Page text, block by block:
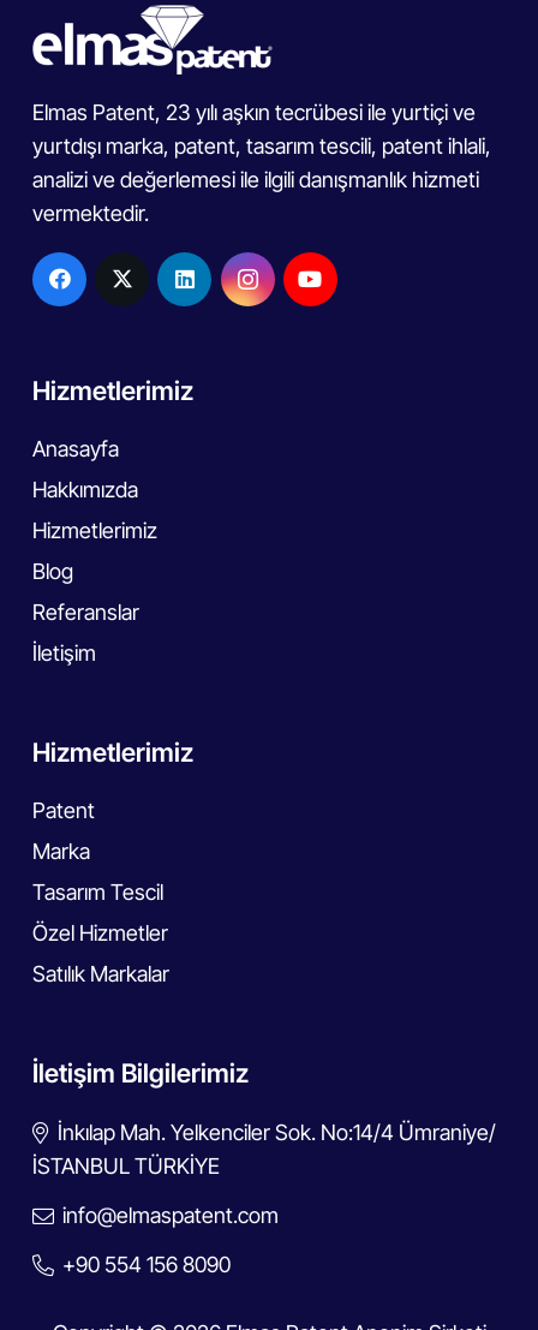
Elmas Patent, 23 yılı aşkın tecrübesi ile yurtiçi ve
yurtdışı marka, patent, tasarım tescili, patent ihlali,
analizi ve değerlemesi ile ilgili danışmanlık hizmeti
vermektedir.
Hizmetlerimiz
Anasayfa
Hakkımızda
Hizmetlerimiz
Blog
Referanslar
İletişim
Hizmetlerimiz
Patent
Marka
Tasarım Tescil
Özel Hizmetler
Satılık Markalar
İletişim Bilgilerimiz
İnkılap Mah. Yelkenciler Sok. No:14/4 Ümraniye/
İSTANBUL TÜRKİYE
info@elmaspatent.com
+90 554 156 8090